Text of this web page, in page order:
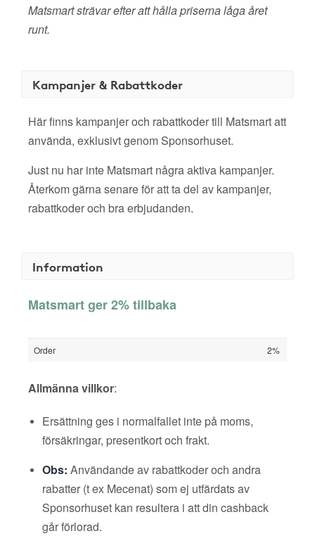
Matsmart strävar efter att hålla priserna låga året
runt.
Kampanjer & Rabattkoder
Här finns kampanjer och rabattkoder till Matsmart att
använda, exklusivt genom Sponsorhuset.
Just nu har inte Matsmart några aktiva kampanjer.
Återkom gärna senare för att ta del av kampanjer,
rabattkoder och bra erbjudanden.
Information
Matsmart ger 2% tillbaka
Order 2%
Allmänna villkor:
Ersättning ges i normalfallet inte på moms,
försäkringar, presentkort och frakt.
Obs: Användande av rabattkoder och andra
rabatter (t ex Mecenat) som ej utfärdats av
Sponsorhuset kan resultera i att din cashback
går förlorad.